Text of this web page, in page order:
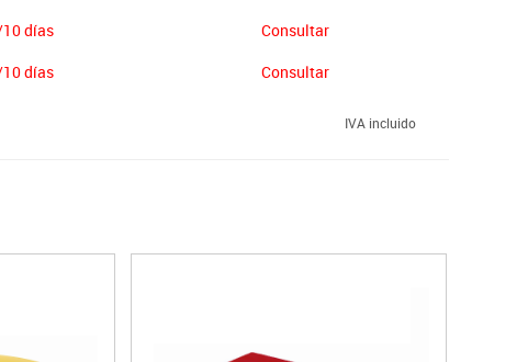
días
Consultar
días Consultar
IVA incluido